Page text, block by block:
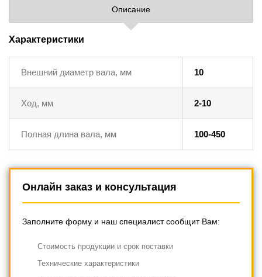
Описание
Характеристики
Внешний диаметр вала, мм 10
Ход, мм 2-10
Полная длина вала, мм 100-450
Онлайн заказ и консультация
Заполните форму и наш специалист сообщит Вам:
Cтоимость продукции и срок поставки
Технические характеристики